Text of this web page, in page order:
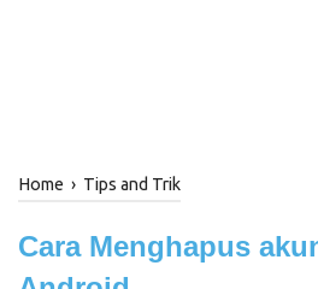
Home › Tips and Trik
Cara Menghapus